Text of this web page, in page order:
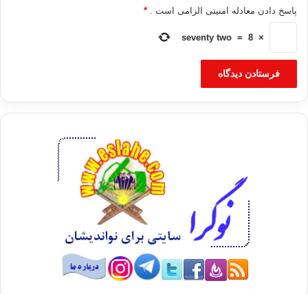
پاسخ دادن معادله امنیتی الزامی است . *
×
8
=
seventy two